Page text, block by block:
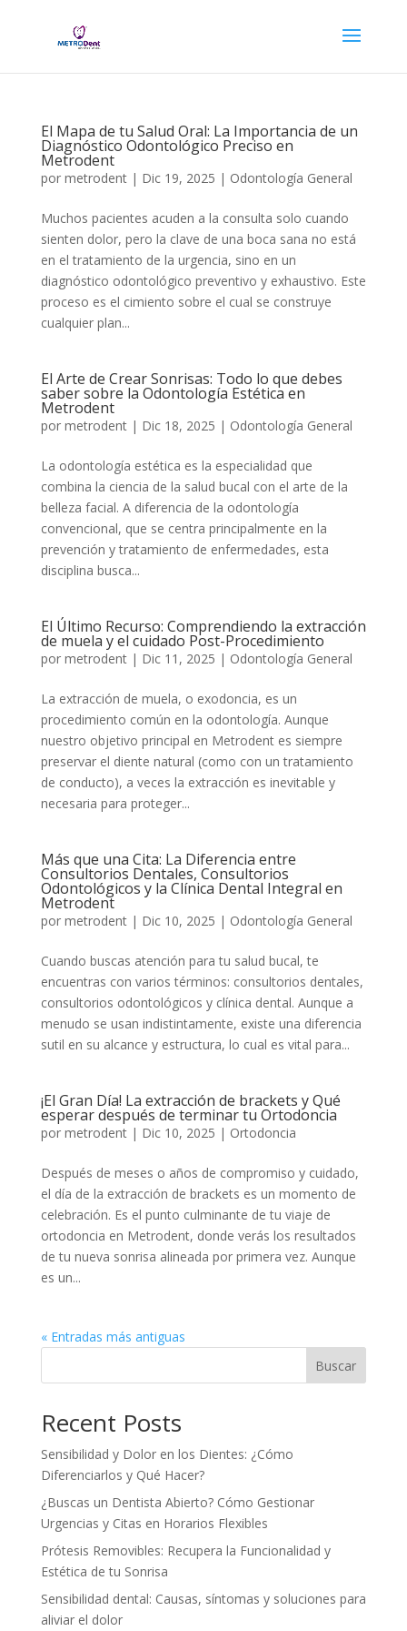
El Mapa de tu Salud Oral: La Importancia de un
Diagnóstico Odontológico Preciso en
Metrodent
por metrodent| Dic 19, 2025 | Odontología General
Muchos pacientes acuden a la consulta solo cuando
sienten dolor, pero la clave de una boca sana no está
en el tratamiento de la urgencia, sino en un
diagnóstico odontológico preventivo y exhaustivo. Este
proceso es el cimiento sobre el cual se construye
cualquier plan...
El Arte de Crear Sonrisas: Todo lo que debes
saber sobre la Odontología Estética en
Metrodent
por metrodent| Dic 18, 2025 | Odontología General
La odontología estética es la especialidad que
combina la ciencia de la salud bucal con el arte de la
belleza facial. A diferencia de la odontología
convencional, que se centra principalmente en la
prevención y tratamiento de enfermedades, esta
disciplina busca...
El Último Recurso: Comprendiendo la extracción
de muela y el cuidado Post-Procedimiento
por metrodent| Dic 11, 2025 | Odontología General
La extracción de muela, o exodoncia, es un
procedimiento común en la odontología. Aunque
nuestro objetivo principal en Metrodent es siempre
preservar el diente natural (como con un tratamiento
de conducto), a veces la extracción es inevitable y
necesaria para proteger...
Más que una Cita: La Diferencia entre
Consultorios Dentales, Consultorios
Odontológicos y la Clínica Dental Integral en
Metrodent
por metrodent| Dic 10, 2025 | Odontología General
Cuando buscas atención para tu salud bucal, te
encuentras con varios términos: consultorios dentales,
consultorios odontológicos y clínica dental. Aunque a
menudo se usan indistintamente, existe una diferencia
sutil en su alcance y estructura, lo cual es vital para...
¡El Gran Día! La extracción de brackets y Qué
esperar después de terminar tu Ortodoncia
por metrodent| Dic 10, 2025 | Ortodoncia
Después de meses o años de compromiso y cuidado,
el día de la extracción de brackets es un momento de
celebración. Es el punto culminante de tu viaje de
ortodoncia en Metrodent, donde verás los resultados
de tu nueva sonrisa alineada por primera vez. Aunque
es un...
« Entradas más antiguas
Buscar
Recent Posts
Sensibilidad y Dolor en los Dientes: ¿Cómo
Diferenciarlos y Qué Hacer?
¿Buscas un Dentista Abierto? Cómo Gestionar
Urgencias y Citas en Horarios Flexibles
Prótesis Removibles: Recupera la Funcionalidad y
Estética de tu Sonrisa
Sensibilidad dental: Causas, síntomas y soluciones para
aliviar el dolor